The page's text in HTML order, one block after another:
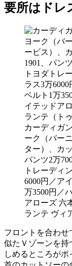
要所はドレ
カーディガ
ーク（バー
ター）、カ
パンツ2万
トレーディ
6000円／ア
万3500円／
アローズ 六
ランテ ヴィ
フロントを合わせ
似たＶゾーンを持
しめるところが